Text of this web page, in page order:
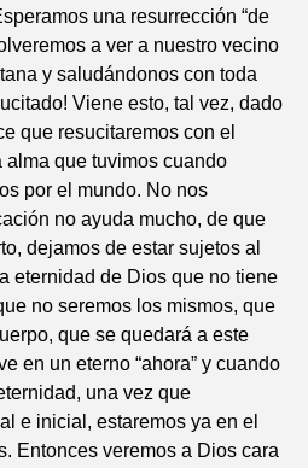
una resurrección “de
a ver a nuestro vecino
y saludándonos con toda
Viene esto, tal vez, dado
que resucitaremos con el
alma que tuvimos cuando
por el mundo. No nos
no ayuda mucho, de que
dejamos de estar sujetos al
eternidad de Dios que no tiene
no seremos los mismos, que
que se quedará a este
en un eterno “ahora” y cuando
una vez que
e inicial, estaremos ya en el
Entonces veremos a Dios cara